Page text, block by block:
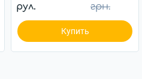
рул.
грн.
Купить